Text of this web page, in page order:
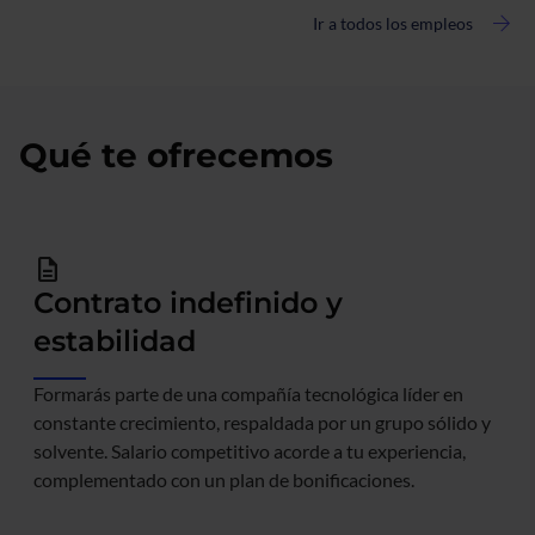
Ir a todos los empleos
Qué te ofrecemos
Contrato indefinido y
estabilidad
description
Formarás parte de una compañía tecnológica líder en
constante crecimiento, respaldada por un grupo sólido y
solvente. Salario competitivo acorde a tu experiencia,
complementado con un plan de bonificaciones.